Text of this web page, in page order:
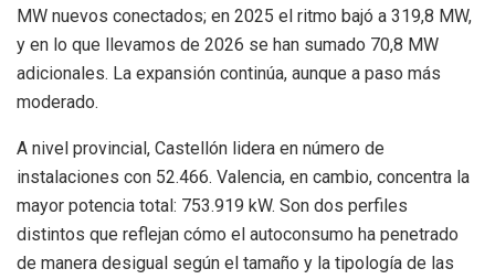
MW nuevos conectados; en 2025 el ritmo bajó a 319,8 MW,
y en lo que llevamos de 2026 se han sumado 70,8 MW
adicionales. La expansión continúa, aunque a paso más
moderado.
A nivel provincial, Castellón lidera en número de
instalaciones con 52.466. Valencia, en cambio, concentra la
mayor potencia total: 753.919 kW. Son dos perfiles
distintos que reflejan cómo el autoconsumo ha penetrado
de manera desigual según el tamaño y la tipología de las